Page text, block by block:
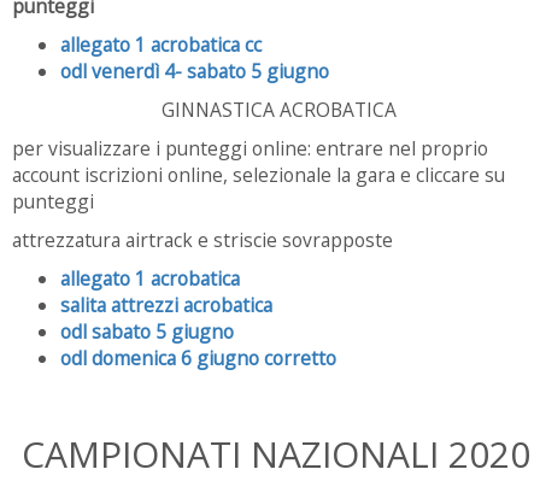
punteggi
allegato 1 acrobatica cc
odl venerdì 4- sabato 5 giugno
GINNASTICA ACROBATICA
per visualizzare i punteggi online: entrare nel proprio
account iscrizioni online, selezionale la gara e cliccare su
punteggi
attrezzatura airtrack e striscie sovrapposte
allegato 1 acrobatica
salita attrezzi acrobatica
odl sabato 5 giugno
odl domenica 6 giugno corretto
CAMPIONATI NAZIONALI 2020